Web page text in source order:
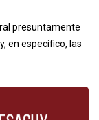
presuntamente
en específico, las